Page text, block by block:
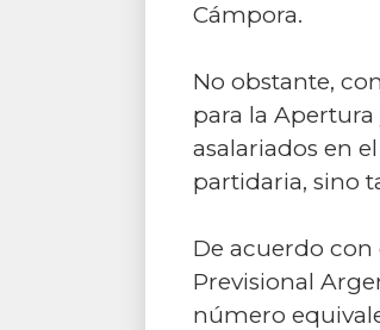
Cámpora.
No obstante,
para la
asalariados en
partidaria, sino
De acuerdo con
Previsional
número